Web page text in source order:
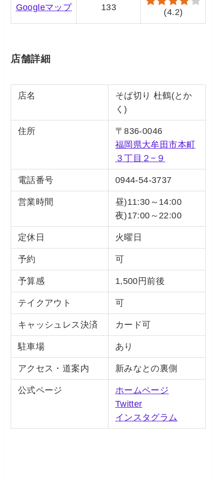
Googleマップ 133
(4.2)
店舗詳細
店名
そば切り 杜鶴(とか
く)
住所
〒836-0046
福岡県大牟田市本町
３丁目２−９
電話番号 0944-54-3737
営業時間
昼)11:30～14:00
夜)17:00～22:00
定休日 火曜日
予約 可
予算感 1,500円前後
テイクアウト 可
キャッシュレス決済 カード可
駐車場 あり
アクセス・道案内 新みなとの裏側
公式ページ
ホームページ
Twitter
インスタグラム